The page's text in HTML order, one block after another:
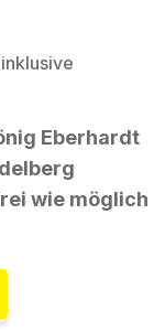
Eberhardt
wie möglich